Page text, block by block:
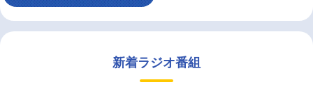
新着ラジオ番組